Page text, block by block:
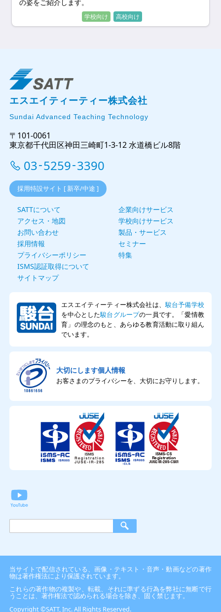
の姿をご紹介します。
エスエイティーティー株式会社
Sundai Advanced Teaching Technology
〒101-0061
東京都千代田区神田三崎町1-3-12 水道橋ビル8階
03-5259-3390
採用特設サイト [ 新卒/中途 ]
SATTについて
アクセス・地図
お問い合わせ
採用情報
プライバシーポリシー
ISMS認証取得について
サイトマップ
企業向けサービス
学校向けサービス
製品・サービス
セミナー
特集
エスエイティーティー株式会社は、 駿台予備学校
を中心とした駿台グループの一員です。「愛情教
育」の理念のもと、あらゆる教育活動に取り組ん
でいます。
大切にします個人情報
お客さまのプライバシーを、大切にお守りします。
当サイトで配信されている、画像・テキスト・音声・動画などの著作
物は著作権法により保護されています。
これらの著作物の複製や、転載、それに準ずる行為を弊社に無断で行
うことは、著作権法で認められる場合を除き、固く禁じます。
Copyright ©SATT, Inc. All Rights Reserved.